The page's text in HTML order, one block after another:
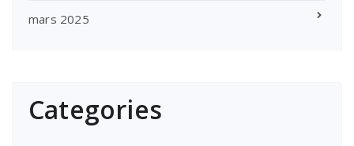
mars 2025
Categories